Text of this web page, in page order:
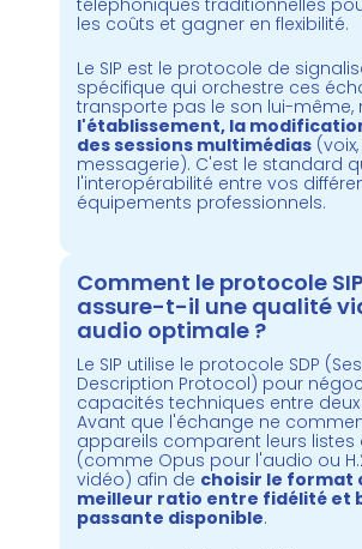
téléphoniques traditionnelles
les coûts et gagner en flexibilité.
Le SIP est le protocole de
spécifique qui orchestre ces
transporte pas le son lui-même,
l'établissement, la
des sessions multimédias
messagerie). C'est le standard
l'interopérabilité entre vos
équipements professionnels.
Comment le protocole SIP
assure-t-il une qualité
audio optimale ?
Le SIP utilise le protocole SDP
Description Protocol) pour
capacités techniques entre deux
Avant que l'échange ne
appareils comparent leurs
(comme Opus pour l'audio ou
vidéo) afin de choisir le format
meilleur ratio entre fidélité et
passante disponible.